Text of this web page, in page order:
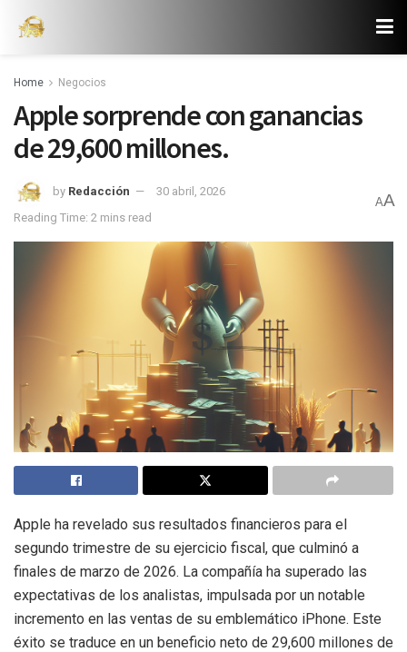
Home Negocios
Apple sorprende con ganancias
de 29,600 millones.
by Redacción
30 abril, 2026
Reading Time: 2 mins read
AA
Apple ha revelado sus resultados financieros para el
segundo trimestre de su ejercicio fiscal, que culminó a
finales de marzo de 2026. La compañía ha superado las
expectativas de los analistas, impulsada por un notable
incremento en las ventas de su emblemático iPhone. Este
éxito se traduce en un beneficio neto de 29,600 millones de